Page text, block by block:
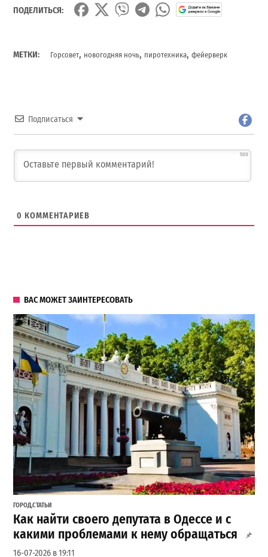
ПОДЕЛИТЬСЯ:
МЕТКИ: Горсовет, новогодняя ночь, пиротехника,фейерверк
Подписаться
500
0 КОММЕНТАРИЕВ
ВАС МОЖЕТ ЗАИНТЕРЕСОВАТЬ
ГОРОД,СТАТЬИ
Как найти своего депутата в Одессе и с
какими проблемами к нему обращаться
16-07-2026 в 19:11